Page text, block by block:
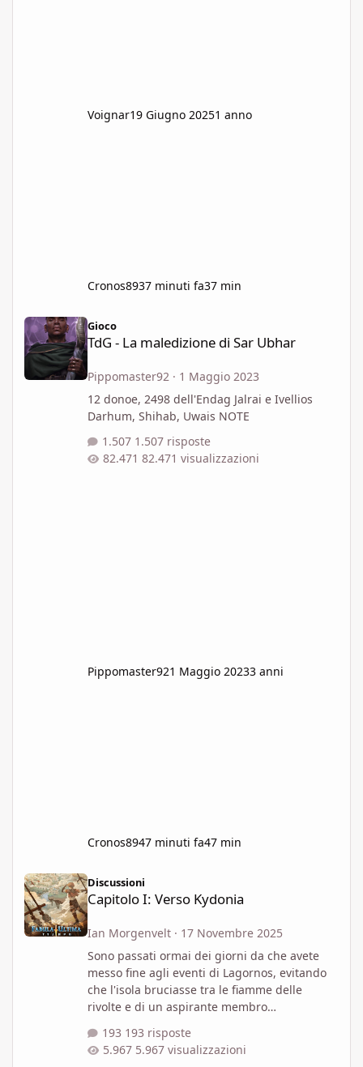
Voignar19 Giugno 20251 anno
Cronos8937 minuti fa37 min
TdG - La maledizione di Sar Ubhar
Gioco
TdG - La maledizione di Sar Ubhar
Pippomaster92· 1 Maggio 2023
12 donoe, 2498 dell'Endag Jalrai e Ivellios
1.507 risposte
82.471 visualizzazioni
Pippomaster921 Maggio 20233 anni
Cronos8947 minuti fa47 min
Capitolo I: Verso Kydonia
Discussioni
Capitolo I: Verso Kydonia
Ian Morgenvelt· 17 Novembre 2025
Sono passati ormai dei giorni da che avete
messo fine agli eventi di Lagornos, evitando
che l'isola bruciasse tra le fiamme delle
rivolte e di un aspirante membro
Non avete ancora avuto modo di contattare
Nemesi direttamente, ma il vostro prossimo
193 risposte
5.967 visualizzazioni